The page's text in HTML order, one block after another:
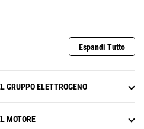
Espandi Tutto
GRUPPO ELETTROGENO
MOTORE